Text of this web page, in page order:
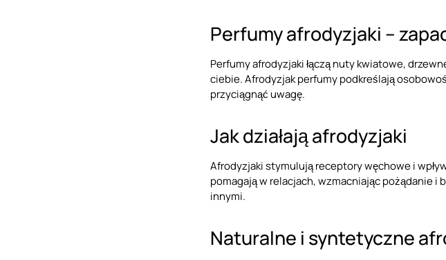
Perfumy afrodyzjaki –
Perfumy afrodyzjaki łączą nuty kwiatowe,
ciebie. Afrodyzjak perfumy podkreślają
przyciągnąć uwagę.
Jak działają afrodyzjaki
Afrodyzjaki stymulują receptory węchowe i
pomagają w relacjach, wzmacniając pożądanie
innymi.
Naturalne i syntetyczne